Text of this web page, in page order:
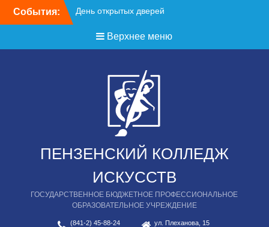
События:
Верхнее меню
ПЕНЗЕНСКИЙ КОЛЛЕДЖ
ИСКУССТВ
ГОСУДАРСТВЕННОЕ БЮДЖЕТНОЕ ПРОФЕССИОНАЛЬНОЕ
ОБРАЗОВАТЕЛЬНОЕ УЧРЕЖДЕНИЕ
(841-2) 45-88-24
ул. Плеханова, 15